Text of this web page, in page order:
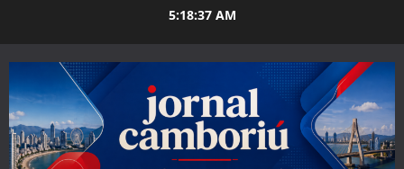
5:18:39 AM